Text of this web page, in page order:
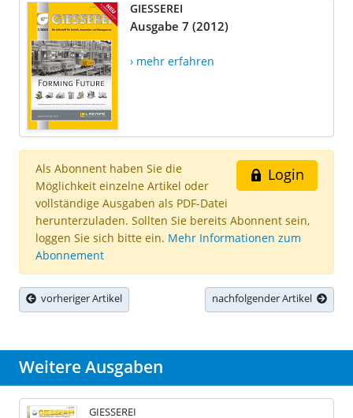
GIESSEREI
Ausgabe 7 (2012)
› mehr erfahren
Login
Als Abonnent haben Sie die
Möglichkeit einzelne Artikel oder
vollständige Ausgaben als PDF-Datei
herunterzuladen. Sollten Sie bereits Abonnent sein,
loggen Sie sich bitte ein. Mehr Informationen zum
Abonnement
vorheriger Artikel nachfolgender Artikel
Weitere Ausgaben
GIESSEREI